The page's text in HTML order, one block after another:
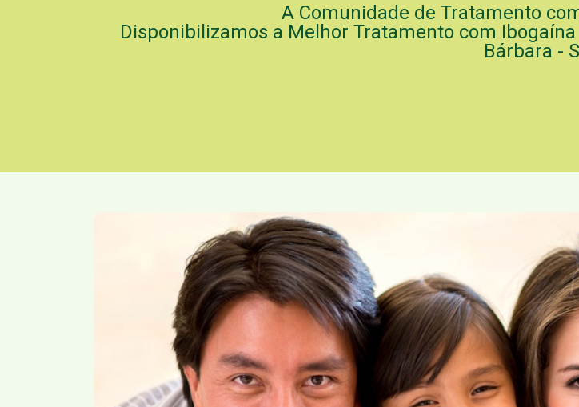
A Comunidade de Tratamento
Disponibilizamos a Melhor Tratamento com
Bárbara -